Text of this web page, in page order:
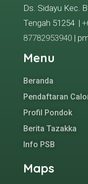
Ds. Sidayu Kec.
Tengah 51254 |
87782953940 |
Menu
Beranda
Pendaftaran
Profil Pondok
Berita Tazakka
Info PSB
Maps